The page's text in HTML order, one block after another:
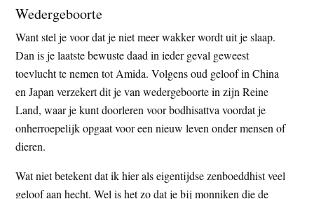
Wedergeboorte
Want stel je voor dat je niet meer wakker wordt uit je slaap.
Dan is je laatste bewuste daad in ieder geval geweest
toevlucht te nemen tot Amida. Volgens oud geloof in China
en Japan verzekert dit je van wedergeboorte in zijn Reine
Land, waar je kunt doorleren voor bodhisattva voordat je
onherroepelijk opgaat voor een nieuw leven onder mensen of
dieren.
Wat niet betekent dat ik hier als eigentijdse zenboeddhist veel
geloof aan hecht. Wel is het zo dat je bij monniken die de